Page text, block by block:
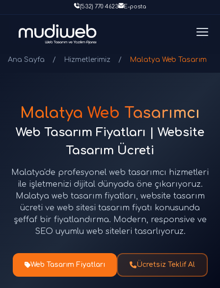
(532) 770 4623 E-posta
Ana Sayfa / Hizmetlerimiz / Malatya Web Tasarım
Malatya Web Tasarımcı
Web Tasarım Fiyatları | Website
Tasarım Ücreti
Malatya'de profesyonel web tasarımcı hizmetleri
ile işletmenizi dijital dünyada öne çıkarıyoruz.
Malatya web tasarım fiyatları, website tasarım
ücreti ve web sitesi tasarım fiyatı konusunda
şeffaf bir fiyatlandırma. Modern, responsive ve
SEO uyumlu web siteleri tasarlıyoruz.
Web Tasarım Fiyatları Ücretsiz Teklif Al